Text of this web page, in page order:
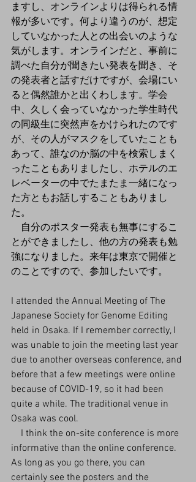
ますし、オンラインよりは得られる情
報が多いです。何より違うのが、想定
していなかった人との出会いのような
気がします。オンラインだと、事前に
調べた自分が聞きたい発表を聞き、そ
の発表者と話すだけですが、会場にい
ると偶然誰かと出くわします。学会
中、久しく会っていなかった学生時代
の同級生に突然声をかけられたのです
が、その人がマスクをしていたことも
あって、誰なのか脳の中を検索しまく
ったこともありましたし、ホテルのエ
レベーターの中でたまたま一緒になっ
た方ともお話しすることもありまし
た。
自分のポスター発表も無事にするこ
とができましたし、他の方の発表も勉
強になりました。来年は東京で開催と
のことですので、参加したいです。
I attended the Annual Meeting of The
Japanese Society for Genome Editing
held in Osaka. If I remember correctly, I
was unable to join the meeting last year
due to another overseas conference, and
before that a few meetings were online
because of COVID-19, so it had been
quite a while. The traditional venue in
Osaka was cool.
I think the on-site conference is more
informative than the online conference.
As long as you go there, you can
certainly see the posters and the